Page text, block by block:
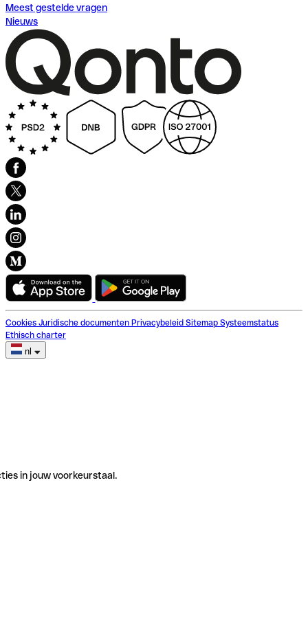
Meest gestelde vragen
Nieuws
Cookies Juridische documenten Privacybeleid Sitemap Systeemstatus
Ethisch charter
nl
in jouw voorkeurstaal.